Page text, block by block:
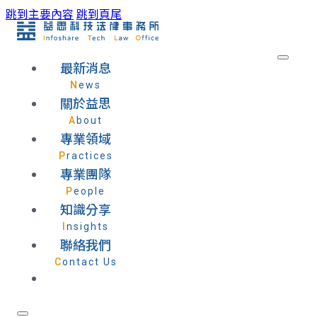
跳到主要內容 跳到頁尾
最新消息
News
關於益思
About
專業領域
Practices
專業團隊
People
知識分享
Insights
聯絡我們
Contact Us